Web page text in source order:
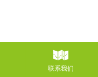
联系我们